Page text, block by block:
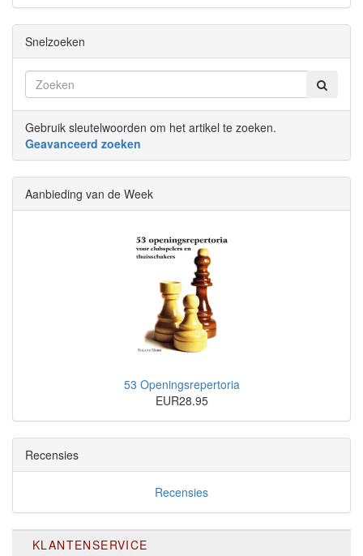
Snelzoeken
Gebruik sleutelwoorden om het artikel te zoeken.
Geavanceerd zoeken
Aanbieding van de Week
53 Openingsrepertoria
EUR28.95
Recensies
Recensies
KLANTENSERVICE